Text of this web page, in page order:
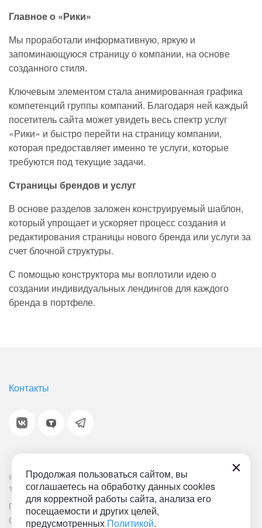
Продолжая пользоваться сайтом, вы
соглашаетесь на обработку данных cookies
для корректной работы сайта, анализа его
посещаемости и других целей,
предусмотренных Политикой.
Главное о «Рики»
Мы проработали информативную, яркую и
запоминающуюся страницу о компании, на основе
созданного стиля.
Ключевым элементом стала анимированная графика
компетенций группы компаний. Благодаря ней каждый
посетитель сайта может увидеть весь спектр услуг
«Рики» и быстро перейти на страницу компании,
которая предоставляет именно те услуги, которые
требуются под текущие задачи.
Страницы брендов и услуг
В основе разделов заложен конструируемый шаблон,
который упрощает и ускоряет процесс создания и
редактирования страницы нового бренда или услуги за
счет блочной структуры.
С помощью конструктора мы воплотили идею о
создании индивидуальных лендингов для каждого
бренда в портфеле.
Контакты
© 2001-2026 «Битрикс», «1С-Битрикс». Работает на
1С-Битрикс: Управление сайтом.
Политика обработки персональных данных Наша ИТ-деятельность
Соглашение об использовании сайта Документ СОУТ